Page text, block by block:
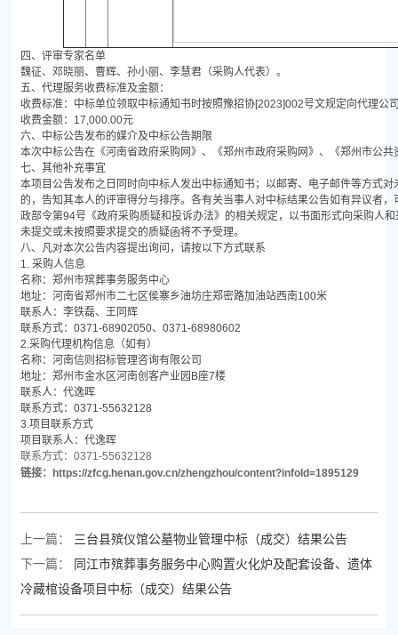
四、评审专家名单
魏征、邓晓丽、曹辉、孙小丽、李慧君（采购人代表）。
五、代理服务收费标准及金额：
收费标准：中标单位领取中标通知书时按照豫招协[2023]002号文规定向代理公
收费金额：17,000.00元
六、中标公告发布的媒介及中标公告期限
本次中标公告在《河南省政府采购网》、《郑州市政府采购网》、《郑州市公
七、其他补充事宜
本项目公告发布之日同时向中标人发出中标通知书；以邮寄、电子邮件等方式
的，告知其本人的评审得分与排序。各有关当事人对中标结果公告如有异议者
政部令第94号《政府采购质疑和投诉办法》的相关规定，以书面形式向采购人
未提交或未按照要求提交的质疑函将不予受理。
八、凡对本次公告内容提出询问，请按以下方式联系
1. 采购人信息
名称：郑州市殡葬事务服务中心
地址：河南省郑州市二七区侯寨乡油坊庄郑密路加油站西南100米
联系人：李铁磊、王同辉
联系方式：0371-68902050、0371-68980602
2.采购代理机构信息（如有）
名称：河南信则招标管理咨询有限公司
地址：郑州市金水区河南创客产业园B座7楼
联系人：代逸晖
联系方式：0371-55632128
3.项目联系方式
项目联系人：代逸晖
联系方式：0371-55632128
链接：
https://zfcg.henan.gov.cn/zhengzhou/content?infoId=1895129
上一篇： 三台县殡仪馆公墓物业管理中标（成交）结果公告
下一篇： 同江市殡葬事务服务中心购置火化炉及配套设备、遗体
冷藏棺设备项目中标（成交）结果公告